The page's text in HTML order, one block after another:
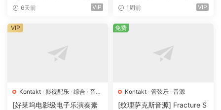
NTAKT]（4.33GB）
6天前 VIP
e Ritual Tension [WAV, KON
1周前 VIP
Kontakt · 影视配乐 · 综合 · 音效
特殊· 音源
[好莱坞电影级电子乐演奏素
VIP
Kontakt · 管弦乐 · 音源
[纹理萨克斯音源] Fracture S
免费